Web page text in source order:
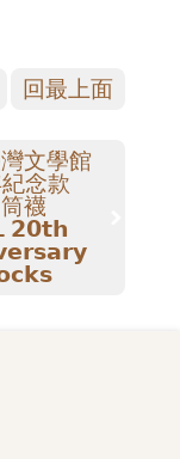
回最上面
文學館
念款
襪
𝟮𝟬𝘁𝗵